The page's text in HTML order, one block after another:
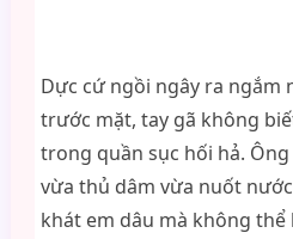
Dực cứ ngồi ngây ra ngắm
trước mặt, tay gã không
trong quần sục hối hả.
vừa thủ dâm vừa nuốt
khát em dâu mà không thể